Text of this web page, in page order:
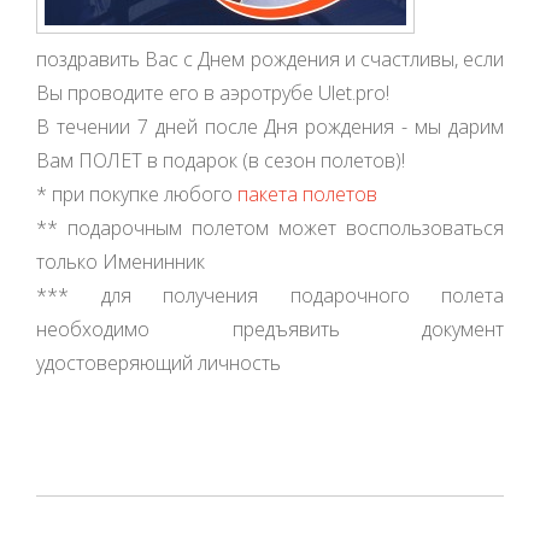
поздравить Вас с Днем рождения и счастливы, если
Вы проводите его в аэротрубе Ulet.pro!
В течении 7 дней после Дня рождения - мы дарим
Вам ПОЛЕТ в подарок (в сезон полетов)!
* при покупке любого пакета полетов
** подарочным полетом может воспользоваться
только Именинник
*** для получения подарочного полета
необходимо предъявить документ
удостоверяющий личность